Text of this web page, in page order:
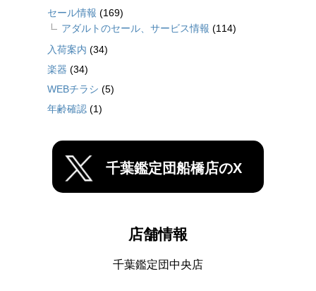
セール情報 (169)
アダルトのセール、サービス情報 (114)
入荷案内 (34)
楽器 (34)
WEBチラシ (5)
年齢確認 (1)
千葉鑑定団船橋店のX
店舗情報
千葉鑑定団中央店